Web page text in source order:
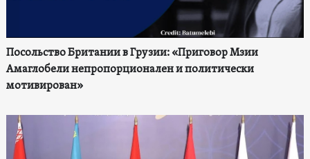
Посольство Британии в Грузии: «Приговор Мзии
Амаглобели непропорционален и политически
мотивирован»